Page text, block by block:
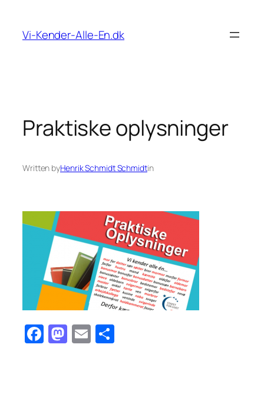
indhold
Vi-Kender-Alle-En.dk
Praktiske oplysninger
Written byHenrik Schmidt Schmidtin
Facebook
Mastodon
Email